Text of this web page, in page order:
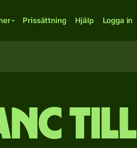
Prissättning Hjälp Logga in
till